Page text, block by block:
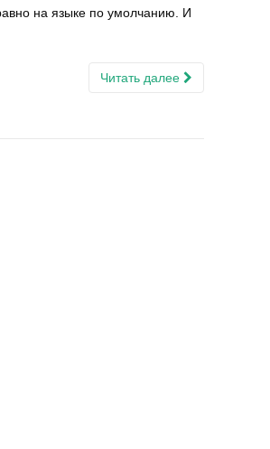
на языке по умолчанию. И
Читать далее